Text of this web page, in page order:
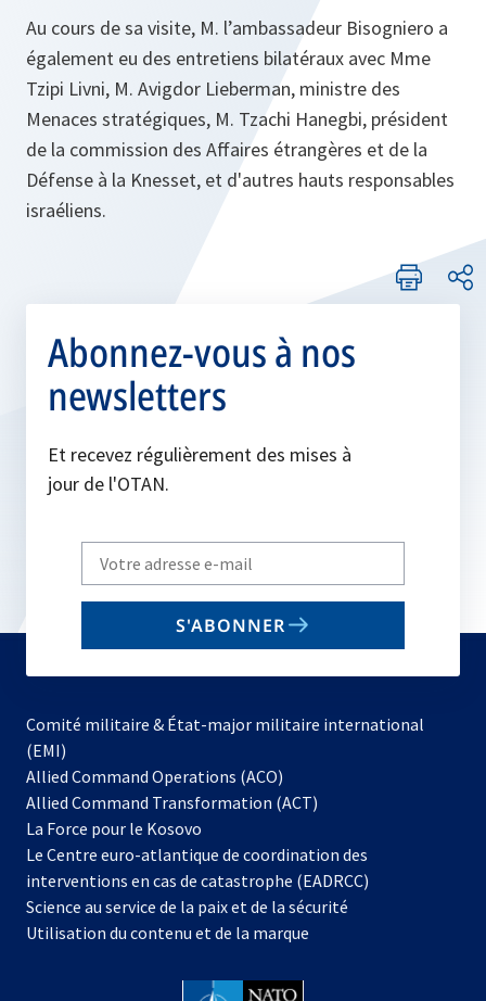
Au cours de sa visite, M. l’ambassadeur Bisogniero a
également eu des entretiens bilatéraux avec Mme
Tzipi Livni, M. Avigdor Lieberman, ministre des
Menaces stratégiques, M. Tzachi Hanegbi, président
de la commission des Affaires étrangères et de la
Défense à la Knesset, et d'autres hauts responsables
israéliens.
Abonnez-vous à nos
newsletters
Et recevez régulièrement des mises à
jour de l'OTAN.
Write
your
email
S'ABONNER
Comité militaire & État-major militaire international
(EMI)
Allied Command Operations (ACO)
dans
nouvel
onglet
Allied Command Transformation (ACT)
La Force pour le Kosovo
dans
un
nouvel
onglet
Le Centre euro-atlantique de coordination des
interventions en cas de catastrophe (EADRCC)
Science au service de la paix et de la sécurité
Utilisation du contenu et de la marque